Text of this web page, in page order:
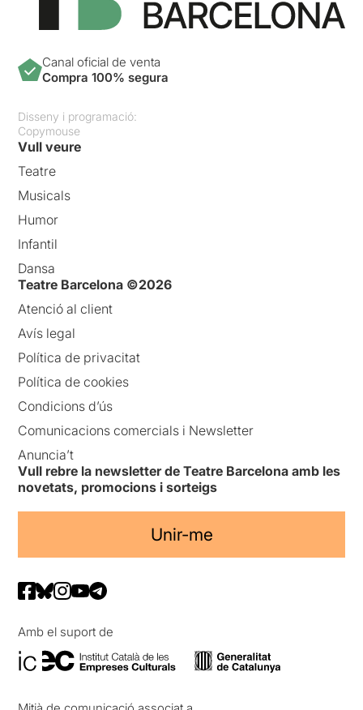
Canal oficial de venta
Compra 100% segura
Disseny i programació:
Copymouse
Vull veure
Teatre
Musicals
Humor
Infantil
Dansa
Teatre Barcelona ©2026
Atenció al client
Avís legal
Política de privacitat
Política de cookies
Condicions d’ús
Comunicacions comercials i Newsletter
Anuncia’t
Vull rebre la newsletter de Teatre Barcelona amb les
novetats, promocions i sorteigs
Unir-me
Amb el suport de